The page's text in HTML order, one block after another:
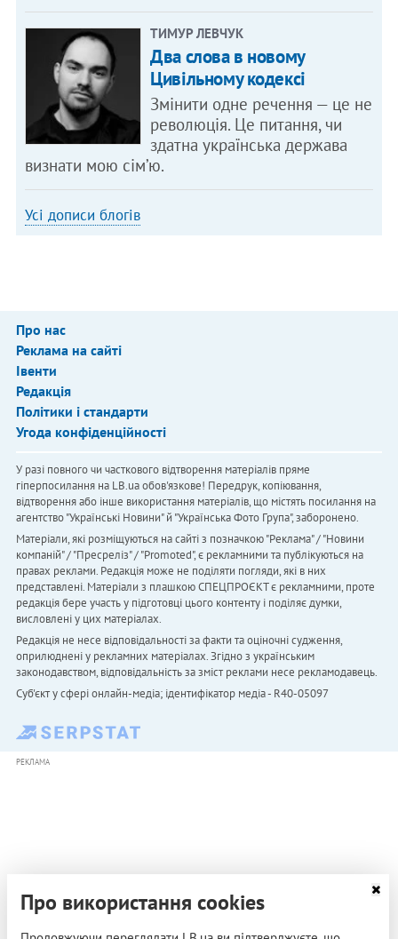
ТИМУР ЛЕВЧУК
Два слова в новому
Цивільному кодексі
Змінити одне речення — це не
революція. Це питання, чи
здатна українська держава
визнати мою сім’ю.
Усі дописи блогів
Про нас
Реклама на сайті
Івенти
Редакція
Політики і стандарти
Угода конфіденційності
У разі повного чи часткового відтворення матеріалів пряме
гіперпосилання на LB.ua обов'язкове! Передрук, копіювання,
відтворення або інше використання матеріалів, що містять посилання на
агентство "Українськi Новини" й "Українська Фото Група", заборонено.
Матеріали, які розміщуються на сайті з позначкою "Реклама" / "Новини
компаній" / "Пресреліз" / "Promoted", є рекламними та публікуються на
правах реклами. Редакція може не поділяти погляди, які в них
представлені. Матеріали з плашкою СПЕЦПРОЄКТ є рекламними, проте
редакція бере участь у підготовці цього контенту і поділяє думки,
висловлені у цих матеріалах.
Редакція не несе відповідальності за факти та оціночні судження,
оприлюднені у рекламних матеріалах. Згідно з українським
законодавством, відповідальність за зміст реклами несе рекламодавець.
Cуб'єкт у сфері онлайн-медіа; ідентифікатор медіа - R40-05097
РЕКЛАМА
Про використання cookies